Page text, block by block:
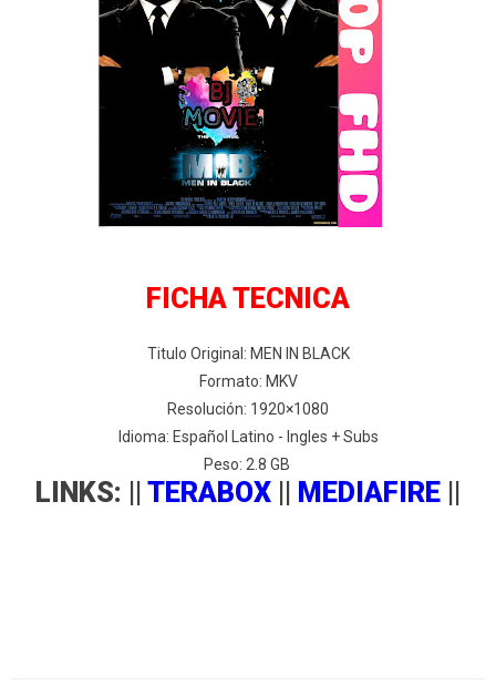
FICHA TECNICA
Titulo Original: MEN IN BLACK
Formato: MKV
Resolución: 1920×1080
Idioma: Español Latino - Ingles + Subs
Peso: 2.8 GB
LINKS: || TERABOX MEDIAFIRE